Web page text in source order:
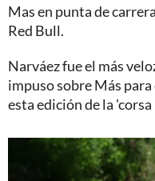
Mas en punta de
Red Bull.
Narváez fue el más
impuso sobre Más
esta edición de la 'corsa